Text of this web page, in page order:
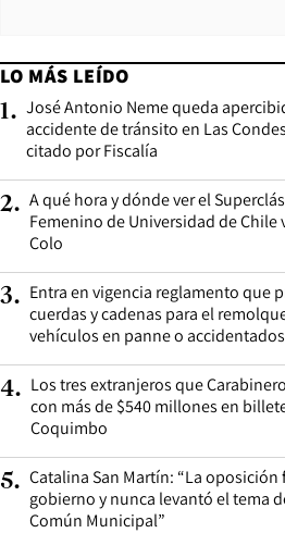
LO MÁS LEÍDO
1. José Antonio Neme queda
accidente de tránsito en Las
citado por Fiscalía
2. A qué hora y dónde ver el
Femenino de Universidad de Chile
Colo
3. Entra en vigencia reglamento que
cuerdas y cadenas para el
vehículos en panne o accidentados
4. Los tres extranjeros que
con más de $540 millones en
Coquimbo
5. Catalina San Martín: “La oposición
gobierno y nunca levantó el tema
Común Municipal”